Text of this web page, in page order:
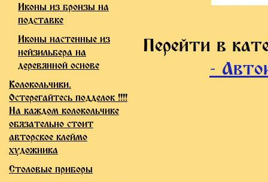
Иконы из бронзы на
подставке
Иконы настенные из
нейзильбера на
деревянной основе
Колокольчики.
Остерегайтесь подделок !!!!
На каждом колокольчике
обязательно стоит
авторское клеймо
художника
Столовые приборы
Перейти в
-